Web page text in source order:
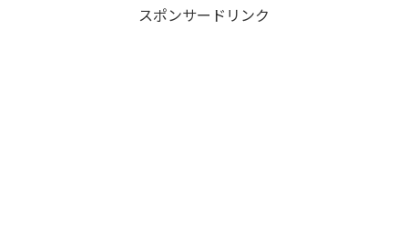
スポンサードリンク